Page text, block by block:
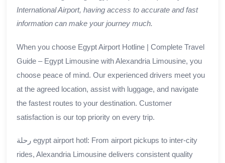
International Airport, having access to accurate and fast
information can make your journey much.
When you choose Egypt Airport Hotline | Complete Travel
Guide – Egypt Limousine with Alexandria Limousine, you
choose peace of mind. Our experienced drivers meet you
at the agreed location, assist with luggage, and navigate
the fastest routes to your destination. Customer
satisfaction is our top priority on every trip.
رحلة egypt airport hotl: From airport pickups to inter-city
rides, Alexandria Limousine delivers consistent quality